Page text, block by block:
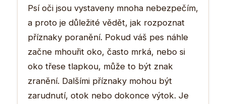
Psí oči jsou vystaveny mnoha nebezpečím,
a proto je důležité vědět, jak rozpoznat
příznaky poranění. Pokud váš pes náhle
začne mhouřit oko, často mrká, nebo si
oko třese tlapkou, může to být znak
zranění. Dalšími příznaky mohou být
zarudnutí, otok nebo dokonce výtok. Je